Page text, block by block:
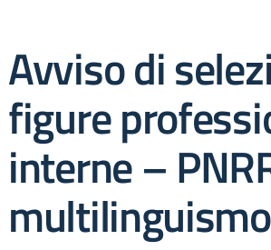
Avviso di
figure
interne –
multilinguismo